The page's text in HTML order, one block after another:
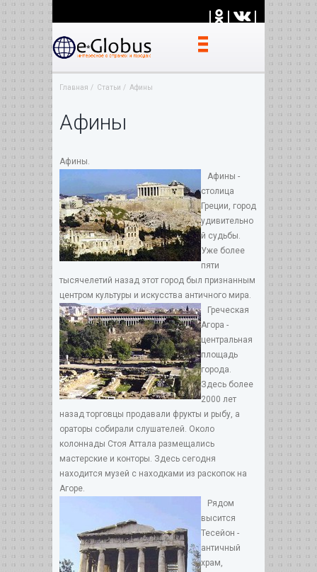
| | |
Главная Статьи Афины
Афины
Афины.
Афины -
столица
Греции, город
удивительно
й судьбы.
Уже более
пяти
тысячелетий назад этот город был признанным
центром культуры и искусства античного мира.
Греческая
Агора -
центральная
площадь
города.
Здесь более
2000 лет
назад торговцы продавали фрукты и рыбу, а
ораторы собирали слушателей. Около
колоннады Стоя Аттала размещались
мастерские и конторы. Здесь сегодня
находится музей с находками из раскопок на
Агоре.
Рядом
высится
Тесейон -
античный
храм,